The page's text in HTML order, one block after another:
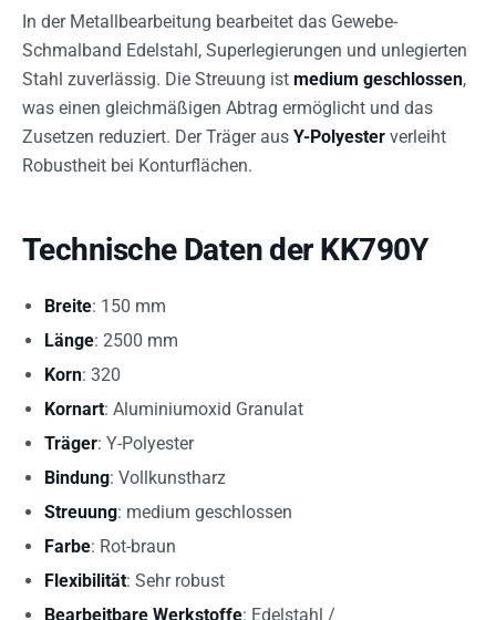
In der Metallbearbeitung bearbeitet das Gewebe-
Schmalband Edelstahl, Superlegierungen und unlegierten
Stahl zuverlässig. Die Streuung ist medium geschlossen,
was einen gleichmäßigen Abtrag ermöglicht und das
Zusetzen reduziert. Der Träger aus Y-Polyester verleiht
Robustheit bei Konturflächen.
Technische Daten der KK790Y
Breite: 150 mm
Länge: 2500 mm
Korn: 320
Kornart: Aluminiumoxid Granulat
Träger: Y-Polyester
Bindung: Vollkunstharz
Streuung: medium geschlossen
Farbe: Rot-braun
Flexibilität: Sehr robust
Bearbeitbare Werkstoffe: Edelstahl /